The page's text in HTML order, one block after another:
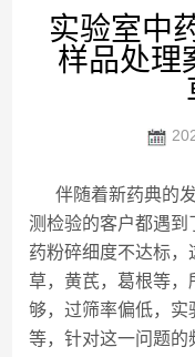
实验室中
样品处理
伴随着新药典的发
测检验的客户都遇到
药粉碎细度不达标
草，黄芪，葛根等
够，过筛率偏低，
等，针对这一问题